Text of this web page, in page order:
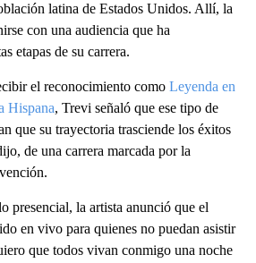
latina de Estados Unidos. Allí, la
con una audiencia que ha
etapas de su carrera.
el reconocimiento como Leyenda en
Hispana, Trevi señaló que ese tipo de
que su trayectoria trasciende los éxitos
de una carrera marcada por la
presencial, la artista anunció que el
en vivo para quienes no puedan asistir
que todos vivan conmigo una noche